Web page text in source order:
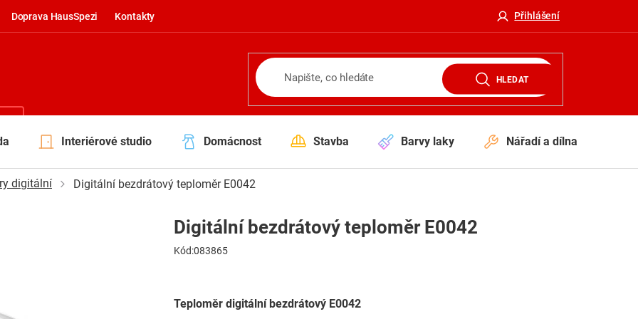
Doprava HausSpezi Kontakty Přihlášení
HLEDAT
Interiérové studio Domácnost Stavba Barvy laky Nářadí a dílna
digitální Digitální bezdrátový teploměr E0042
Teploměr digitální bezdrátový E0042
Digitální bezdrátový teploměr E0042
Kód:083865